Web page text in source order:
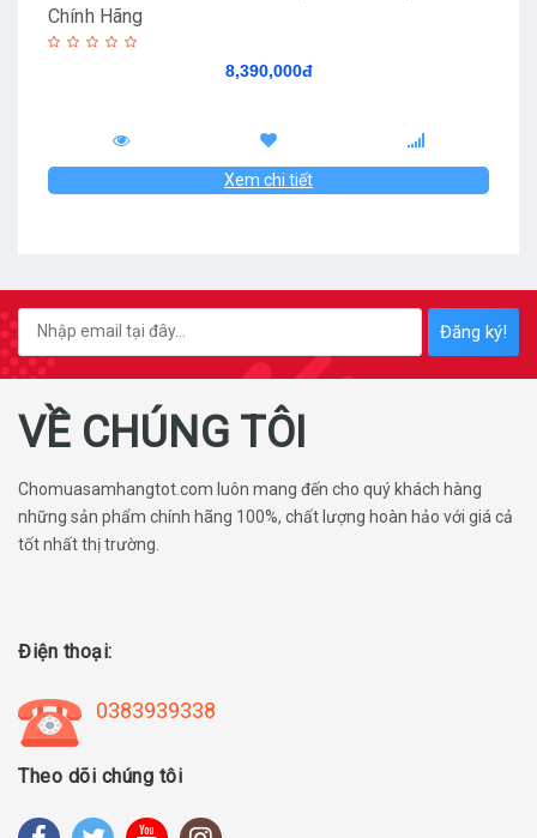
Chính Hãng
8,390,000đ
Xem chi tiết
Đăng ký!
VỀ CHÚNG TÔI
Chomuasamhangtot.com luôn mang đến cho quý khách hàng
những sản phẩm chính hãng 100%, chất lượng hoàn hảo với giá cả
tốt nhất thị trường.
Điện thoại:
0383939338
Theo dõi chúng tôi